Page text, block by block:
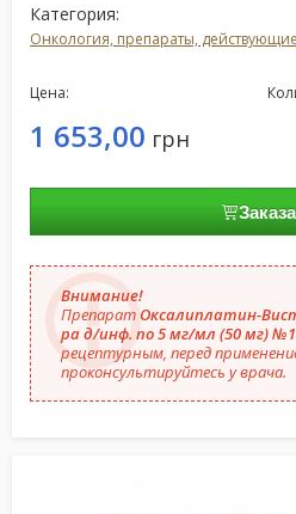
Категория:
Онкология, препараты,
Цена:
1 653,00 грн
Внимание!
ПрепаратОксалиплатин-
ра д/инф. по 5 мг/мл (50 мг)
рецептурным, перед
проконсультируйтесь у врача.